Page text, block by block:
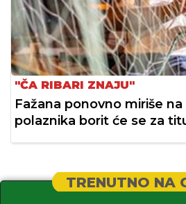
"ČA RIBARI ZNAJU"
Fažana ponovno miriše na
polaznika borit će se za
TRENUTNO NA